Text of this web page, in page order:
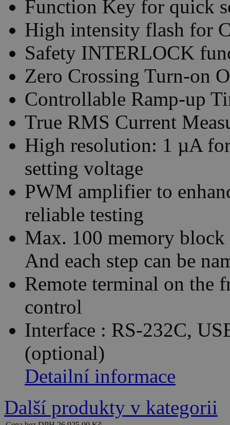
Function Key for quick
High intensity flash for
Safety INTERLOCK
Zero Crossing Turn-on
Controllable Ramp-up
True RMS Current
High resolution: 1 µA
setting voltage
PWM amplifier to
reliable testing
Max. 100 memory
And each step can be
Remote terminal on the
control
Interface : RS-232C,
(optional)
Detailní informace
Další produkty v kategorii